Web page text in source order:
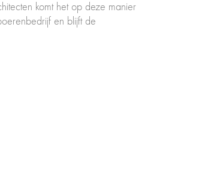
komt het op deze manier
en blijft de